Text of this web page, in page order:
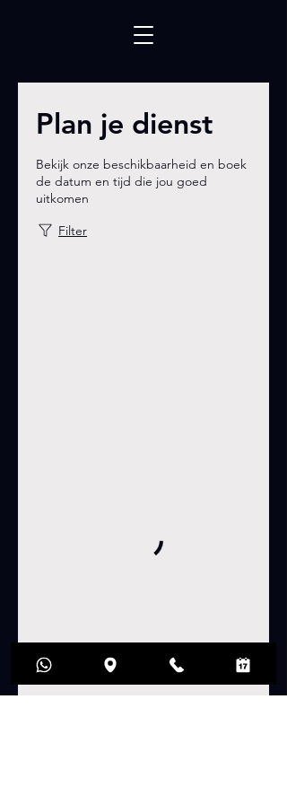
Plan je dienst
Bekijk onze beschikbaarheid en boek
de datum en tijd die jou goed
uitkomen
Filter